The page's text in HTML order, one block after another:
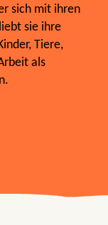
sich mit ihren
sie ihre
Tiere,
als